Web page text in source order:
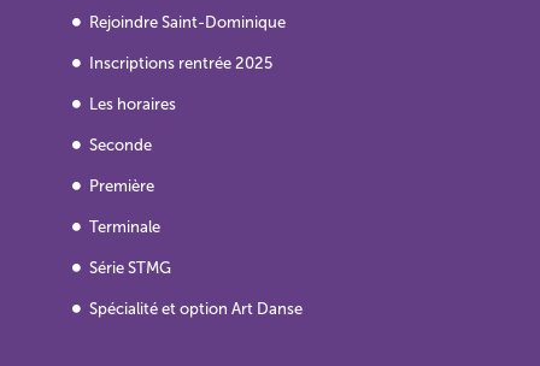
Rejoindre Saint-Dominique
Inscriptions rentrée 2025
Les horaires
Seconde
Première
Terminale
Série STMG
Spécialité et option Art Danse